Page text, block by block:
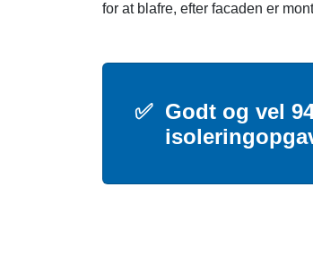
for at blafre, efter facaden er
✅ Godt og vel